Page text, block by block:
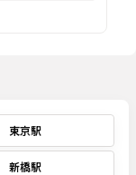
東京駅
新橋駅